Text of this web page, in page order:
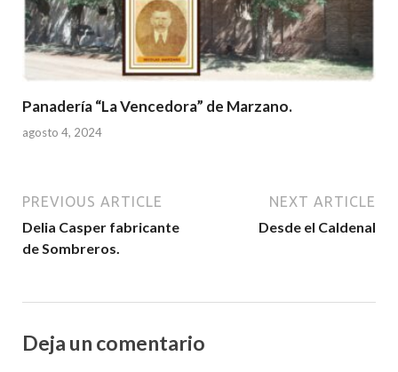
Panadería “La Vencedora” de Marzano.
agosto 4, 2024
PREVIOUS ARTICLE
Delia Casper fabricante
de Sombreros.
NEXT ARTICLE
Desde el Caldenal
Deja un comentario